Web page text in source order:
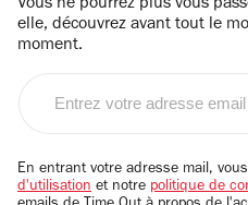
Vous ne pourrez plus vous
elle, découvrez avant tout le
moment.
email
En entrant votre adresse mail,
d'utilisation et notre politique de